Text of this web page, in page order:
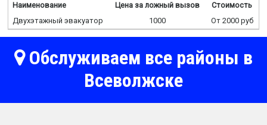
Наименование Цена за ложный вызов
Стоимость
Двухэтажный эвакуатор
1000 От 2000 руб
Обслуживаем все районы в
Всеволжске